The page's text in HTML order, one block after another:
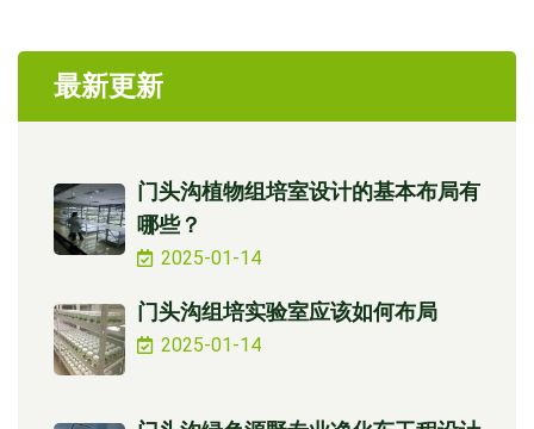
最新更新
门头沟植物组培室设计的基本布局有
哪些？
2025-01-14
门头沟组培实验室应该如何布局
2025-01-14